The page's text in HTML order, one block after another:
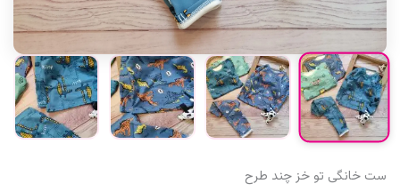
ست خانگی تو خز چند طرح